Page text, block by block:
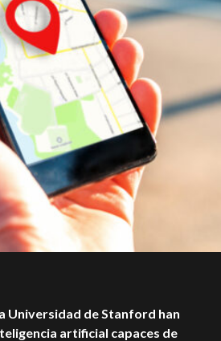
Universidad de Stanford han
artificial capaces de